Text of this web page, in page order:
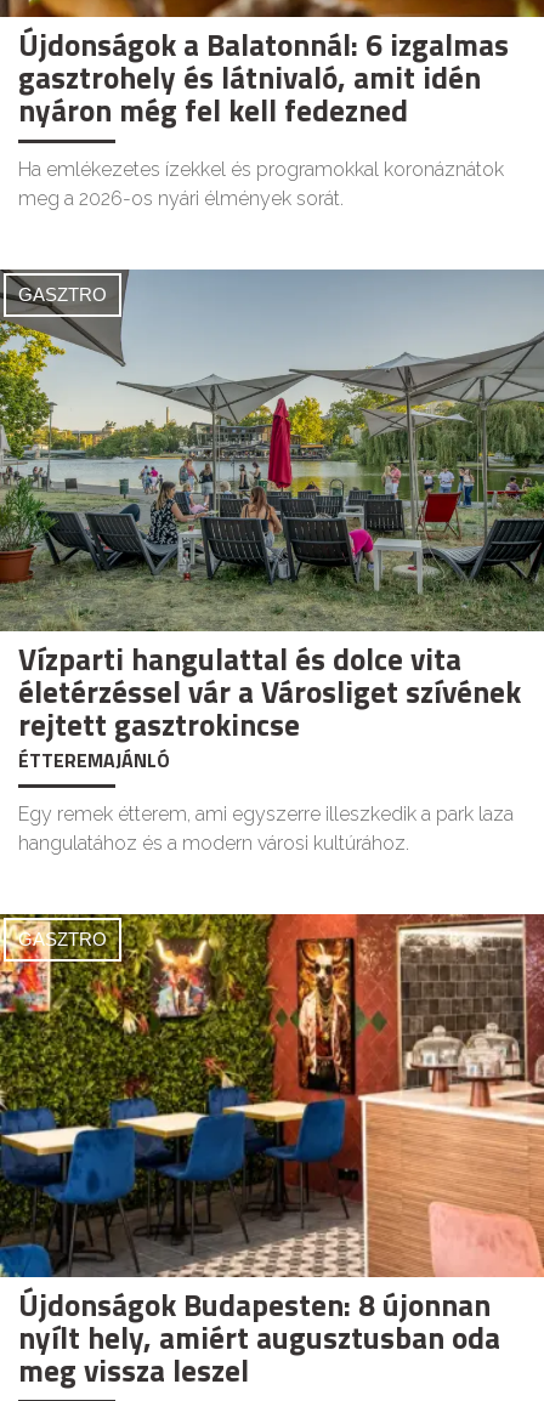
Újdonságok a Balatonnál: 6 izgalmas
gasztrohely és látnivaló, amit idén
nyáron még fel kell fedezned
Ha emlékezetes ízekkel és programokkal koronáznátok
meg a 2026-os nyári élmények sorát.
GASZTRO
Vízparti hangulattal és dolce vita
életérzéssel vár a Városliget szívének
rejtett gasztrokincse
ÉTTEREMAJÁNLÓ
Egy remek étterem, ami egyszerre illeszkedik a park laza
hangulatához és a modern városi kultúrához.
GASZTRO
Újdonságok Budapesten: 8 újonnan
nyílt hely, amiért augusztusban oda
meg vissza leszel